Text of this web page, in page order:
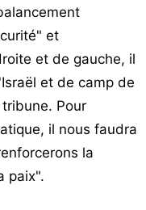
et
et de gauche, il
et de camp de
Pour
il nous faudra
la
paix".